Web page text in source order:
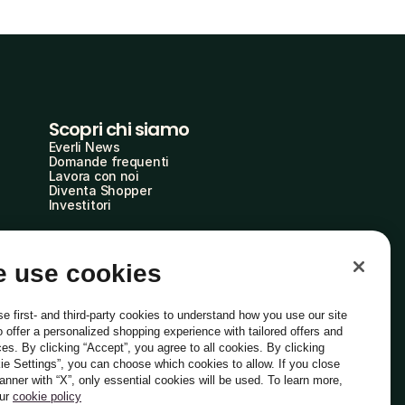
Scopri chi siamo
Everli News
Domande frequenti
Lavora con noi
Diventa Shopper
Investitori
Italiano
use cookies
first- and third-party cookies to understand how you use our site
offer a personalized shopping experience with tailored offers and
By clicking “Accept”, you agree to all cookies. By clicking
Settings”, you can choose which cookies to allow. If you close
with “X”, only essential cookies will be used. To learn more,
cookie policy